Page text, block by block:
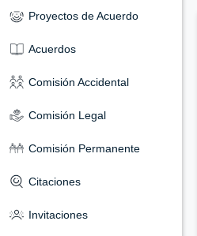
Proyectos de Acuerdo
Acuerdos
Comisión Accidental
Comisión Legal
Comisión Permanente
Citaciones
Invitaciones